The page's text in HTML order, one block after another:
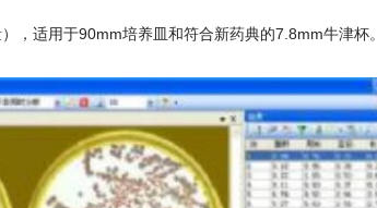
，适用于90mm培养皿和符合新药典的7.8mm牛津杯。